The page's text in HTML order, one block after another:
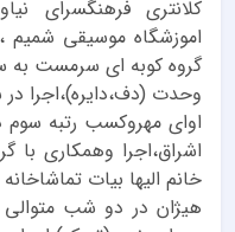
کلانتری فرهنگسرای
اموزشگاه موسیقی شمیم
گروه کوبه ای سرمست به
وحدت (دف،دایره)،اجرا
اوای مهروکسب رتبه
اشراق،اجرا وهمکاری
خانم الیها بیات
هیژان در دو شب